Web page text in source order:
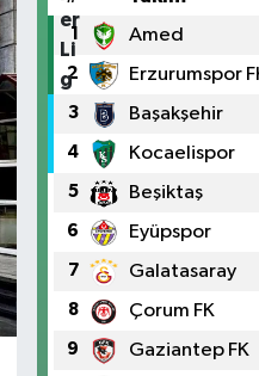
1 Amed
2 Erzurumspor
3 Başakşehir
4 Kocaelispor
5 Beşiktaş
6 Eyüpspor
7 Galatasaray
8 Çorum FK
9 Gaziantep FK